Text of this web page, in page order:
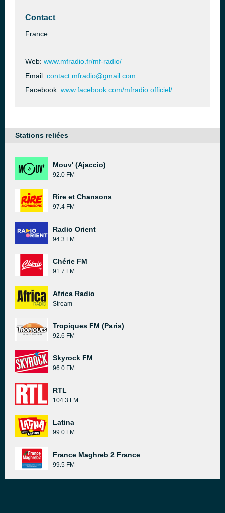
Contact
France
Web: www.mfradio.fr/mf-radio/
Email: contact.mfradio@gmail.com
Facebook: www.facebook.com/mfradio.officiel/
Stations reliées
Mouv' (Ajaccio)
92.0 FM
Rire et Chansons
97.4 FM
Radio Orient
94.3 FM
Chérie FM
91.7 FM
Africa Radio
Stream
Tropiques FM (Paris)
92.6 FM
Skyrock FM
96.0 FM
RTL
104.3 FM
Latina
99.0 FM
France Maghreb 2 France
99.5 FM